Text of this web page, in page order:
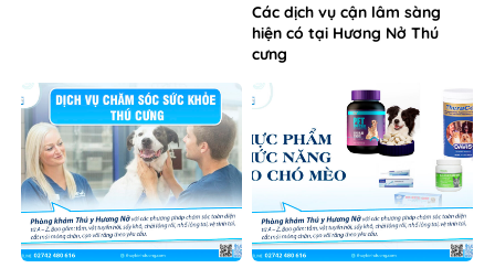
Các dịch vụ cận lâm sàng
hiện có tại Hương Nở Thú
cưng